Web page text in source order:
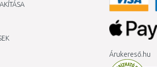
Árukereső.hu